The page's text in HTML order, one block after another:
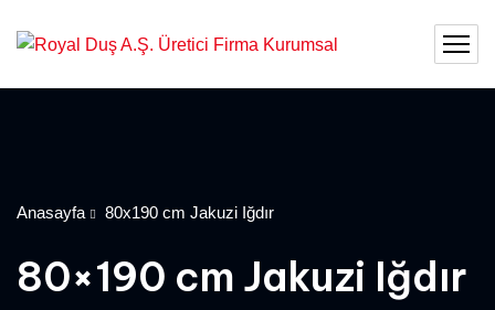
Anasayfa 80x190 cm Jakuzi Iğdır
80×190 cm Jakuzi Iğdır